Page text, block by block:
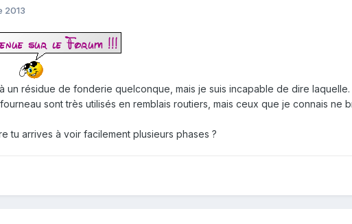
2013
un résidue de fonderie quelconque, mais je suis incapable de dire
sont très utilisés en remblais routiers, mais ceux que je connais
tu arrives à voir facilement plusieurs phases ?